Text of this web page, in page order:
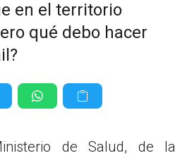
en el territorio
qué debo hacer